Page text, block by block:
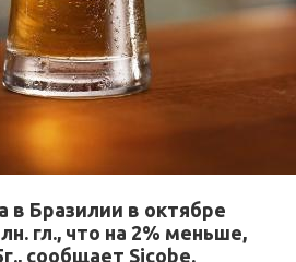
в Бразилии в октябре
гл., что на 2% меньше,
сообщает Sicobe.